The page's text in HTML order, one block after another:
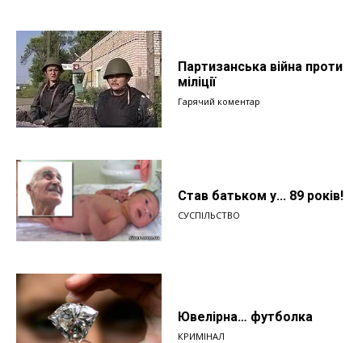
Партизанська війна проти
міліції
Гарячий коментар
Став батьком у... 89 років!
СУСПІЛЬСТВО
Ювелірна… футболка
КРИМІНАЛ